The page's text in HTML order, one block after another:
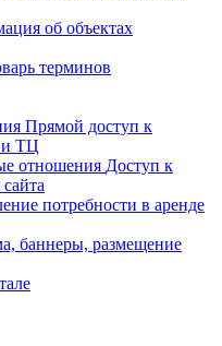
об объектах
терминов
Прямой доступ к
и ТЦ
отношения Доступ к
потребности в аренде
баннеры, размещение